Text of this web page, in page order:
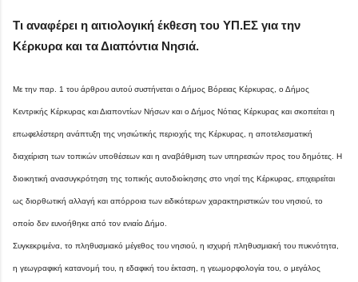
Τι αναφέρει η αιτιολογική έκθεση του ΥΠ.ΕΣ για την
Κέρκυρα και τα Διαπόντια Νησιά.
Με την παρ. 1 του άρθρου αυτού συστήνεται ο Δήμος Βόρειας Κέρκυρας, ο Δήμος
Κεντρικής Κέρκυρας και Διαποντίων Νήσων και ο Δήμος Νότιας Κέρκυρας και σκοπείται η
επωφελέστερη ανάπτυξη της νησιώτικής περιοχής της Κέρκυρας, η αποτελεσματική
διαχείριση των τοπικών υποθέσεων και η αναβάθμιση των υπηρεσιών προς του δημότες. Η
διοικητική ανασυγκρότηση της τοπικής αυτοδιοίκησης στο νησί της Κέρκυρας, επιχειρείται
ως διορθωτική αλλαγή και απόρροια των ειδικότερων χαρακτηριστικών του νησιού, το
οποίο δεν ευνοήθηκε από τον ενιαίο Δήμο.
Συγκεκριμένα, το πληθυσμιακό μέγεθος του νησιού, η ισχυρή πληθυσμιακή του πυκνότητα,
η γεωγραφική κατανομή του, η εδαφική του έκταση, η γεωμορφολογία του, ο μεγάλος